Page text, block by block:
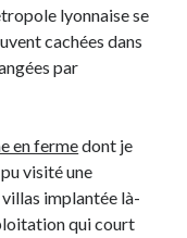
toute personnelle
toute personnelle
lyonnaise se
cachées dans
par
en fermedont je
pu visité une
implantée là-
qui court